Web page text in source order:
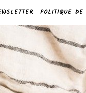
POLITIQUE